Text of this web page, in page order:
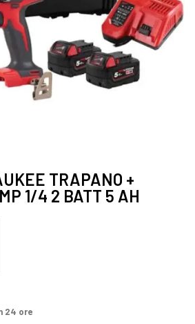
TRAPANO +
1/4 2 BATT 5 AH
24 ore